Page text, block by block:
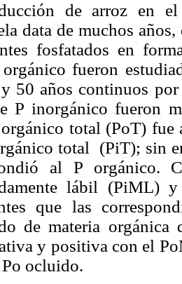
de arroz en
data de muchos
fosfatados en
fueron
50 años continuos por
P inorgánico fueron
total (PoT) fue
total (PiT); sin
al P orgánico.
lábil (PiML)
que las
de materia
y positiva con el
ocluido.